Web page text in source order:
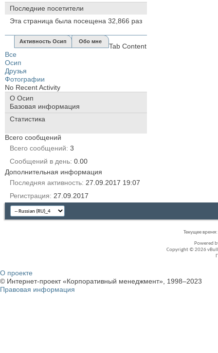
Последние посетители
Эта страница была посещена 32,866 раз
Активность Осип Обо мне
Tab Content
Все
Осип
Друзья
Фотографии
No Recent Activity
О Осип
Базовая информация
Статистика
Всего сообщений
Всего сообщений 3
Сообщений в день 0.00
Дополнительная информация
Последняя активность 27.09.2017 19:07
Регистрация 27.09.2017
Текущее время:
Powered
Copyright © 2026
О проекте
© Интернет-проект «Корпоративный менеджмент», 1998–2023
Правовая информация